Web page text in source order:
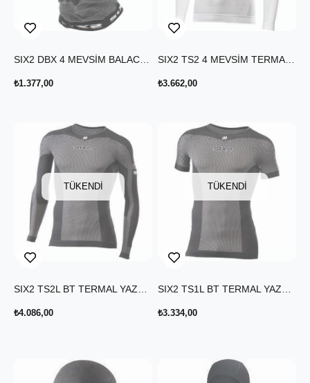
₺1.377,00 ₺3.662,00
TÜKENDI
₺4.086,00
TÜKENDI
₺3.334,00